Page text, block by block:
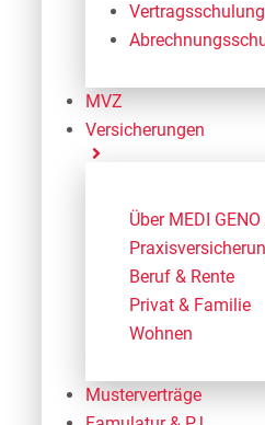
Vertragsschulung
MVZ
Versicherungen
Über MEDI
Beruf & Rente
Privat & Familie
Wohnen
Musterverträge